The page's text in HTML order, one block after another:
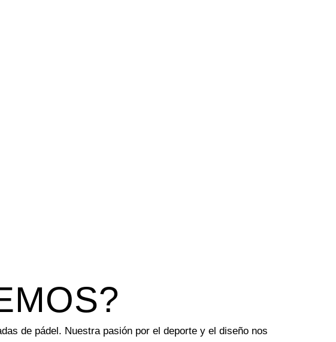
de pádel. Nuestra pasión por el deporte y el diseño nos